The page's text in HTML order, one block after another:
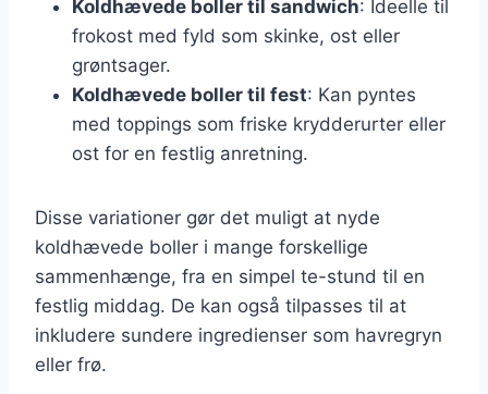
Koldhævede boller til sandwich: Ideelle til
frokost med fyld som skinke, ost eller
grøntsager.
Koldhævede boller til fest: Kan pyntes
med toppings som friske krydderurter eller
ost for en festlig anretning.
Disse variationer gør det muligt at nyde
koldhævede boller i mange forskellige
sammenhænge, fra en simpel te-stund til en
festlig middag. De kan også tilpasses til at
inkludere sundere ingredienser som havregryn
eller frø.